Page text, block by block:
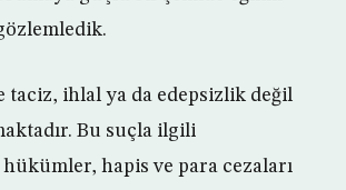
taciz, ihlal ya da edepsizlik değil
Bu suçla ilgili
hapis ve para cezaları